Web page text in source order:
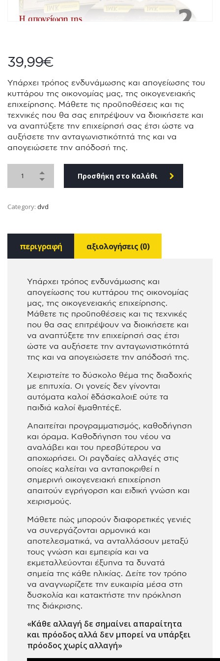
39,99€
Υπάρχει τρόπος ενδυνάμωσης και απογείωσης του
κυττάρου της οικονομίας μας, της οικογενειακής
επιχείρησης. Μάθετε τις προϋποθέσεις και τις
τεχνικές που θα σας επιτρέψουν να διοικήσετε και
να αναπτύξετε την επιχείρησή σας έτσι ώστε να
αυξήσετε την ανταγωνιστικότητά της και να
απογειώσετε την απόδοσή της.
Προσθήκη στο Καλάθι
Category: dvd
περιγραφή αξιολογήσεις (0)
Υπάρχει τρόπος ενδυνάμωσης και
απογείωσης του κυττάρου της οικονομίας
μας, της οικογενειακής επιχείρησης.
Μάθετε τις προϋποθέσεις και τις τεχνικές
που θα σας επιτρέψουν να διοικήσετε και
να αναπτύξετε την επιχείρησή σας έτσι
ώστε να αυξήσετε την ανταγωνιστικότητά
της και να απογειώσετε την απόδοσή της.
Χειριστείτε το δύσκολο θέμα της διαδοχής
με επιτυχία. Οι γονείς δεν γίνονται
αυτόματα καλοί ‘δάσκαλοι’ ούτε τα
παιδιά καλοί ‘μαθητές’.
Απαιτείται προγραμματισμός, καθοδήγηση
και όραμα. Καθοδήγηση του νέου να
αναλάβει και του πρεσβύτερου να
αποχωρήσει. Οι ραγδαίες αλλαγές στις
οποίες καλείται να ανταποκριθεί η
σημερινή οικογενειακή επιχείρηση
απαιτούν εγρήγορση και ειδική γνώση και
χειρισμούς.
Μάθετε πώς μπορούν διαφορετικές γενιές
να συνεργάζονται αρμονικά και
αποτελεσματικά, να ανταλλάσουν μεταξύ
τους γνώση και εμπειρία και να
εκμεταλλεύονται έξυπνα τα δυνατά
σημεία της κάθε ηλικίας. Δείτε τον τρόπο
να αναγνωρίζετε την ευκαιρία μέσα στη
δυσκολία και κατακτήστε την πρόκληση
της διάκρισης.
«Κάθε αλλαγή δε σημαίνει απαραίτητα
και πρόοδος αλλά δεν μπορεί να υπάρξει
πρόοδος χωρίς αλλαγή»